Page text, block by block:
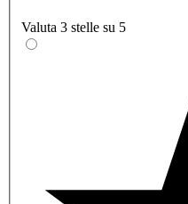
Valuta 3 stelle su 5